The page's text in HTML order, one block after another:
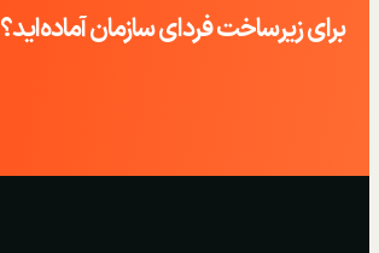
برای زیرساخت فردای سازمان آماده‌اید؟